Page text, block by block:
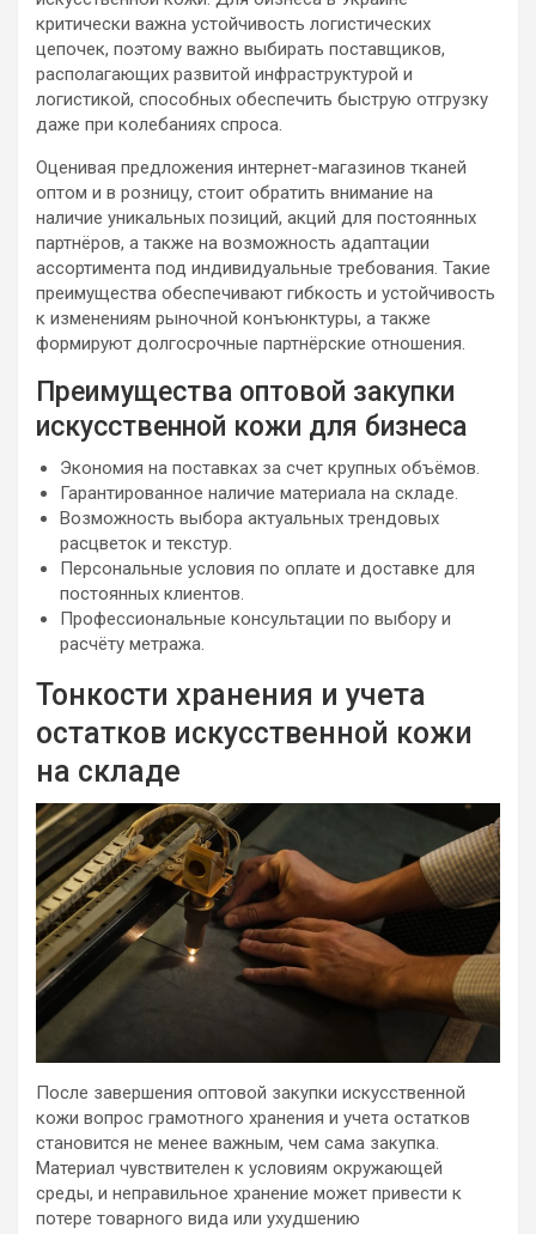
критически важна устойчивость логистических
цепочек, поэтому важно выбирать поставщиков,
располагающих развитой инфраструктурой и
логистикой, способных обеспечить быструю отгрузку
даже при колебаниях спроса.
Оценивая предложения интернет-магазинов тканей
оптом и в розницу, стоит обратить внимание на
наличие уникальных позиций, акций для постоянных
партнёров, а также на возможность адаптации
ассортимента под индивидуальные требования. Такие
преимущества обеспечивают гибкость и устойчивость
к изменениям рыночной конъюнктуры, а также
формируют долгосрочные партнёрские отношения.
Преимущества оптовой закупки
искусственной кожи для бизнеса
Экономия на поставках за счет крупных объёмов.
Гарантированное наличие материала на складе.
Возможность выбора актуальных трендовых
расцветок и текстур.
Персональные условия по оплате и доставке для
постоянных клиентов.
Профессиональные консультации по выбору и
расчёту метража.
Тонкости хранения и учета
остатков искусственной кожи
на складе
После завершения оптовой закупки искусственной
кожи вопрос грамотного хранения и учета остатков
становится не менее важным, чем сама закупка.
Материал чувствителен к условиям окружающей
среды, и неправильное хранение может привести к
потере товарного вида или ухудшению